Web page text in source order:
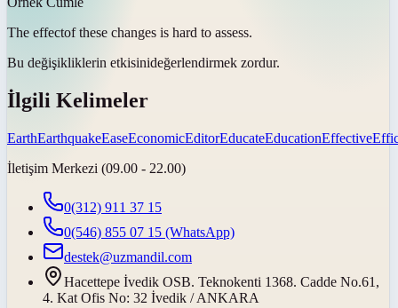
The effectof these changes is hard to assess.
Bu değişikliklerin etkisinideğerlendirmek zordur.
İlgili Kelimeler
EarthEarthquakeEaseEconomicEditorEducateEducationEffective
İletişim Merkezi (09.00 - 22.00)
0(312) 911 37 15
0(546) 855 07 15 (WhatsApp)
destek@uzmandil.com
Hacettepe İvedik OSB. Teknokenti 1368. Cadde No.61,
4. Kat Ofis No: 32 İvedik / ANKARA